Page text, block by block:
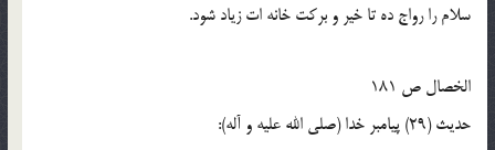
سلام را رواج ده تا خير و بركت خانه ‏ات زياد شود.
الخصال ص 181
حدیث (29) پيامبر خدا (صلی الله عليه و آله):